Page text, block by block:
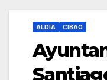
ALDÍA CIBAO